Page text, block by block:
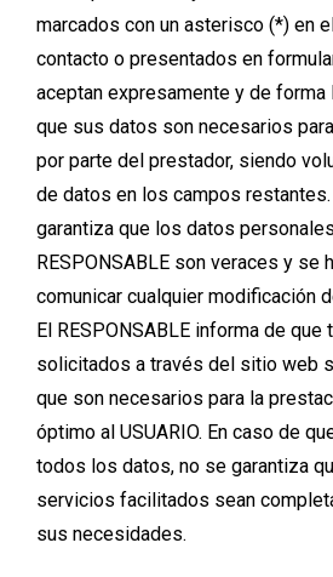
marcados con un asterisco (*) en
contacto o presentados en
aceptan expresamente y de forma
que sus datos son necesarios
por parte del prestador, siendo
de datos en los campos restantes.
garantiza que los datos
RESPONSABLE son veraces y se
comunicar cualquier modificación
El RESPONSABLE informa de
solicitados a través del sitio web
que son necesarios para la
óptimo al USUARIO. En caso de
todos los datos, no se garantiza
servicios facilitados sean
sus necesidades.